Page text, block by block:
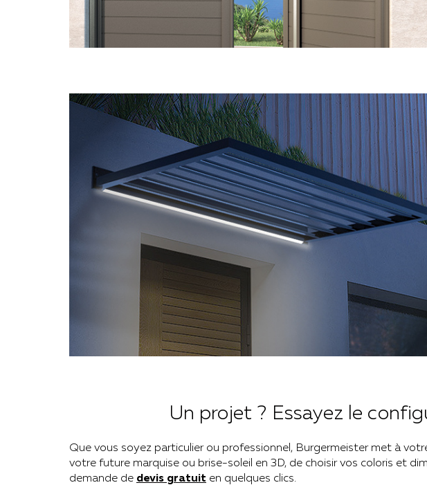
Un projet ? Essayez le
Que vous soyez particulier ou professionnel, Burgermeister met à
votre future marquise ou brise-soleil en 3D, de choisir vos coloris et
demande de devis gratuit en quelques clics.